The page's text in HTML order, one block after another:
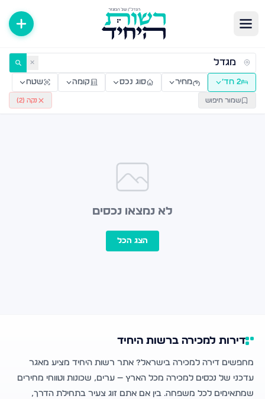
דירות למכירה ולהשכרה — רשות היחיד ✕
2 חד׳ מחיר סוג נכס קומה שטח
שמור חיפוש נקה (2
)
לא נמצאו נכסים
הצג הכל
דירות למכירה ברשות היחיד
מחפשים דירה למכירה בישראל? אתר רשות היחיד מציע מאגר
עדכני של נכסים למכירה מכל הארץ — ערים, שכונות וטווחי מחירים
שמתאימים לכל משפחה. בין אם אתם זוג צעיר בתחילת הדרך,